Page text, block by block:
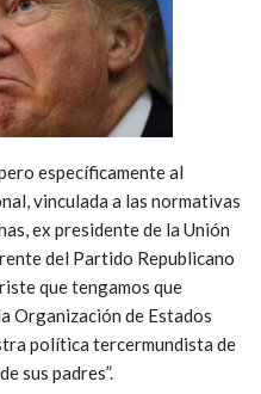
específicamente al
vinculada a las normativas
ex presidente de la Unión
del Partido Republicano
que tengamos que
Organización de Estados
política tercermundista de
sus padres”.